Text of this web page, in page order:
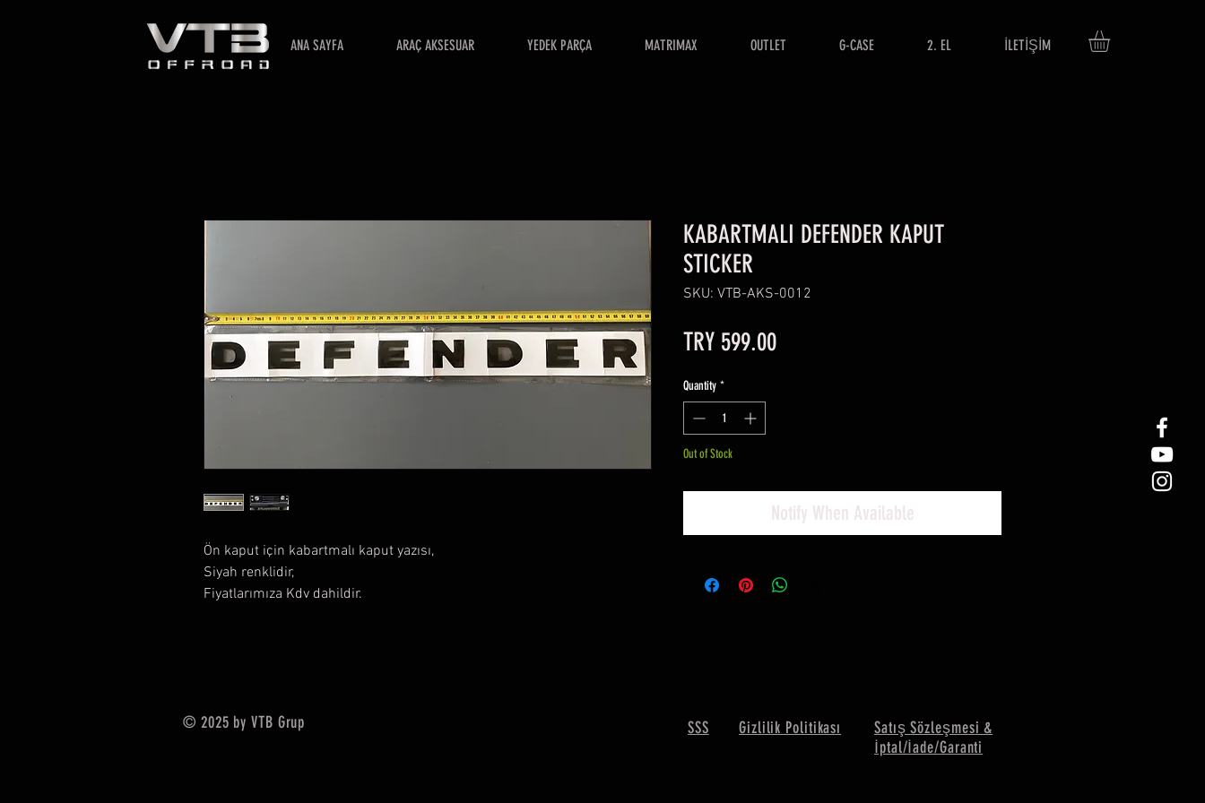
ANA SAYFA ARAÇ AKSESUAR YEDEK PARÇA MATRIMAX OUTLET G-CASE 2. EL İLETİŞİM
Ön kaput için kabartmalı kaput yazısı,
Siyah renklidir,
Fiyatlarımıza Kdv dahildir.
KABARTMALI DEFENDER KAPUT
STICKER
SKU: VTB-AKS-0012
TRY 599.00Price
Quantity *
Out of Stock
Notify When Available
© 2025 by VTB Grup SSS Gizlilik Politikası
Satış Sözleşmesi &
İptal/İade/Garanti